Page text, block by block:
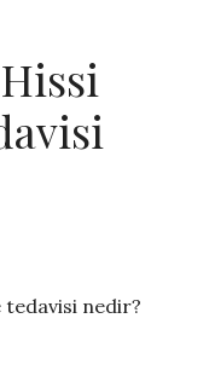
tedavisi nedir?